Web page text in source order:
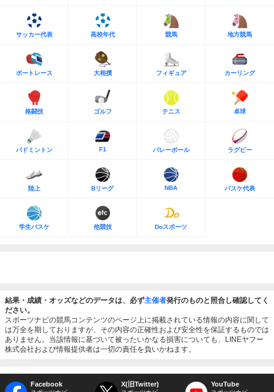
サッカー代表 高校年代 競馬 地方競馬
ボートレース 大相撲 フィギュア カーリング
格闘技 ゴルフ テニス 卓球
バドミントン F1 バレーボール ラグビー
陸上 Bリーグ NBA バスケ代表
学生バスケ 他競技 Doスポーツ
結果・成績・オッズなどのデータは、必ず主催者発行のものと照合し確認してく
ださい。
スポーツナビの競馬コンテンツのページ上に掲載されている情報の内容に関して
は万全を期しておりますが、その内容の正確性および安全性を保証するものでは
ありません。当該情報に基づいて被ったいかなる損害についても、LINEヤフー
株式会社および情報提供者は一切の責任を負いかねます。
Facebook X(旧Twitter) YouTube